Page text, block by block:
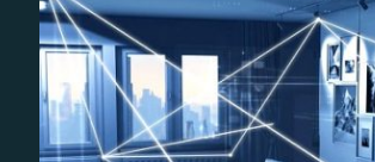
PRÜFREX – Imagefilm